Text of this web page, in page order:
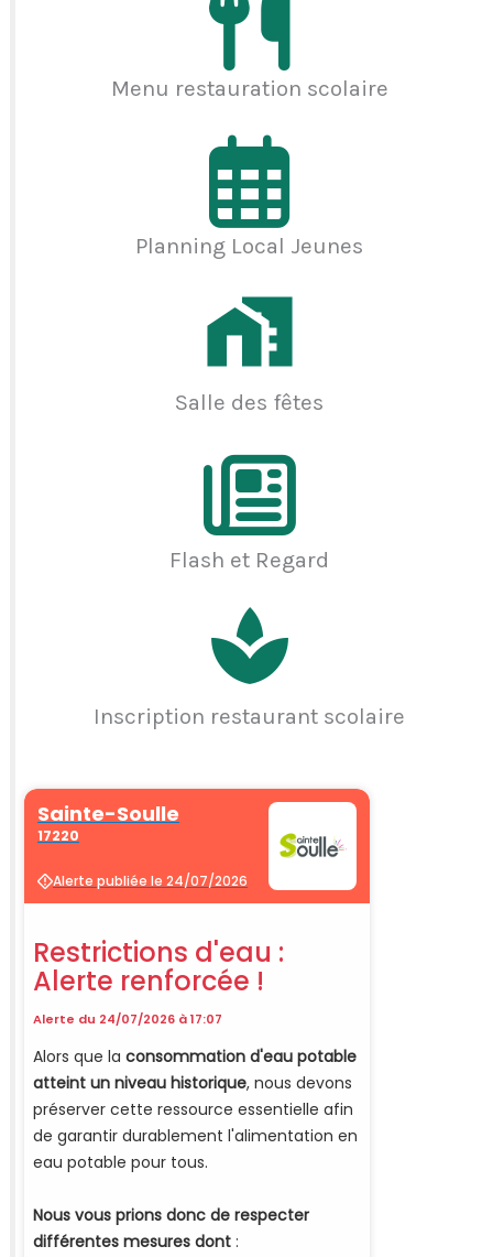
Menu restauration scolaire
Planning Local Jeunes
Salle des fêtes
Flash et Regard
Inscription restaurant scolaire